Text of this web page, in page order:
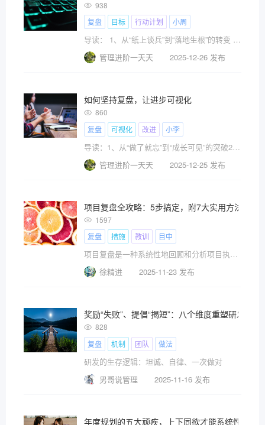
938
复盘
目标 行动计划 小周
导读： 1、从“纸上谈兵”到“落地生根”的转变 2、
管理进阶一天天
2025-12-26 发布
如何坚持复盘，让进步可视化
860
复盘
可视化 改进 小李
导读：1、从“做了就忘”到“成长可见”的突破2、让进步可视化的3个关键认知3、让进步可视化的“四步养成法” 不
管理进阶一天天
2025-12-25 发布
项目复盘全攻略：5步搞定，附7大实用方法与工
1597
复盘
措施 教训 目中
项目复盘是一种系统性地回顾和分析项目执行过程中?
徐精进
2025-11-23 发布
奖励“失败”、提倡“揭短”：八个维度重塑研发团
828
复盘
机制 团队 做法
研发的生存逻辑：坦诚、自律、一次做对
男哥说管理
2025-11-16 发布
年度规划的五大顽疾，上下同欲才能系统性破局